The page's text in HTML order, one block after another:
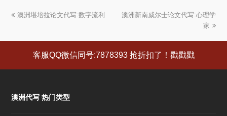
上
澳洲堪培拉论文代写:数字流利
下
章:
澳洲新南威尔士论文代写:心理学
家
客服QQ微信同号:7878393 抢折扣了！戳戳戳
澳洲代写 热门类型